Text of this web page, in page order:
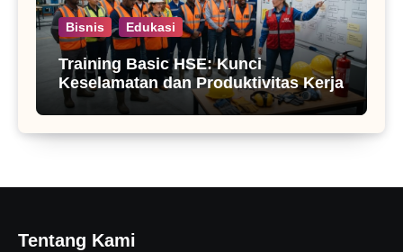
Bisnis Edukasi
Training Basic HSE: Kunci
Keselamatan dan Produktivitas Kerja
Tentang Kami